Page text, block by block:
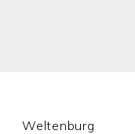
Weltenburg